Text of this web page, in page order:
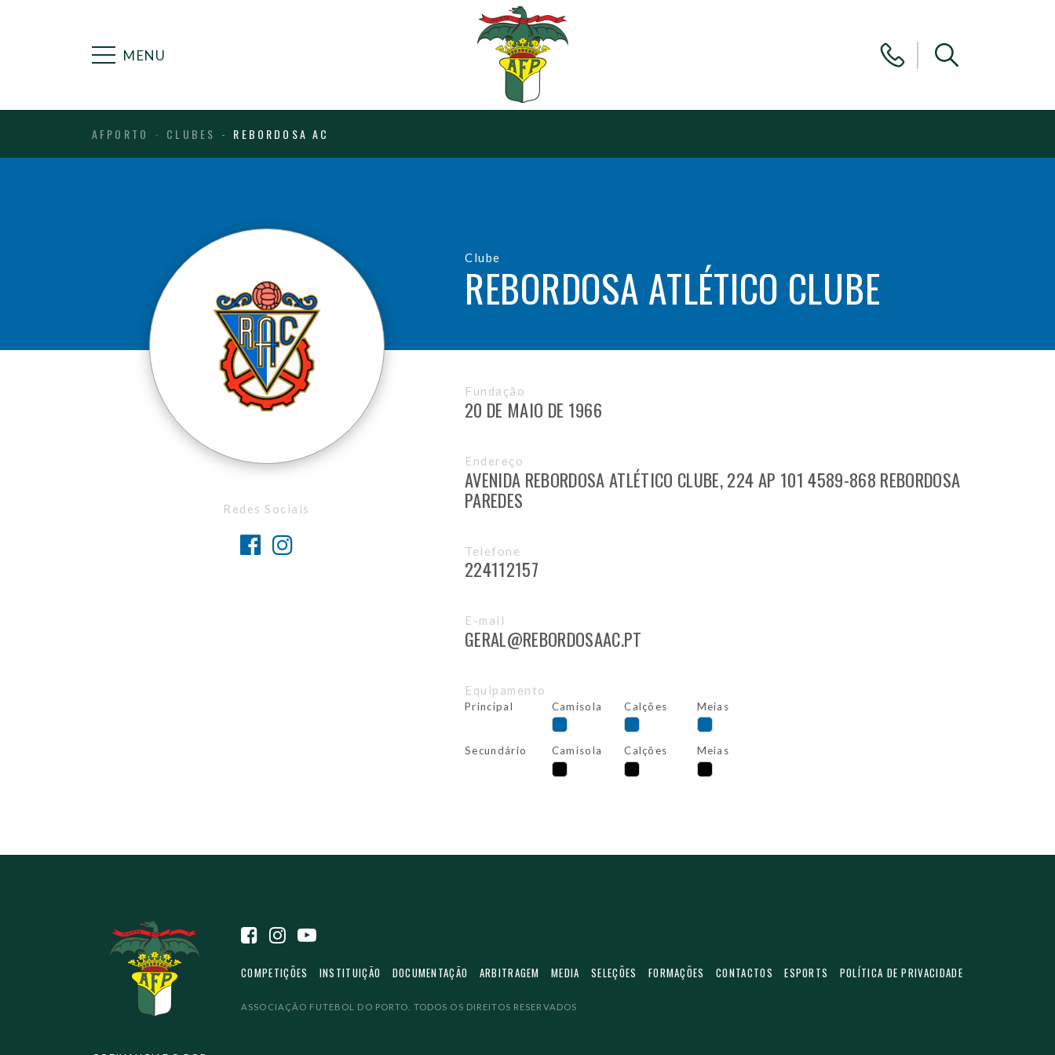
MENU
AFPORTO CLUBES REBORDOSA AC
Clube
REBORDOSA ATLÉTICO CLUBE
Redes Sociais
Fundação
20 DE MAIO DE 1966
Endereço
AVENIDA REBORDOSA ATLÉTICO CLUBE, 224 AP 101 4589-868 REBORDOSA
PAREDES
Telefone
224112157
E-mail
GERAL@REBORDOSAAC.PT
Equipamento
Principal Camisola Calções Meias
Secundário Camisola Calções Meias
COMPETIÇÕES INSTITUIÇÃO DOCUMENTAÇÃO ARBITRAGEM MEDIA SELEÇÕES FORMAÇÕES CONTACTOS ESPORTS POLÍTICA DE PRIVACIDADE
ASSOCIAÇÃO FUTEBOL DO PORTO. TODOS OS DIREITOS RESERVADOS